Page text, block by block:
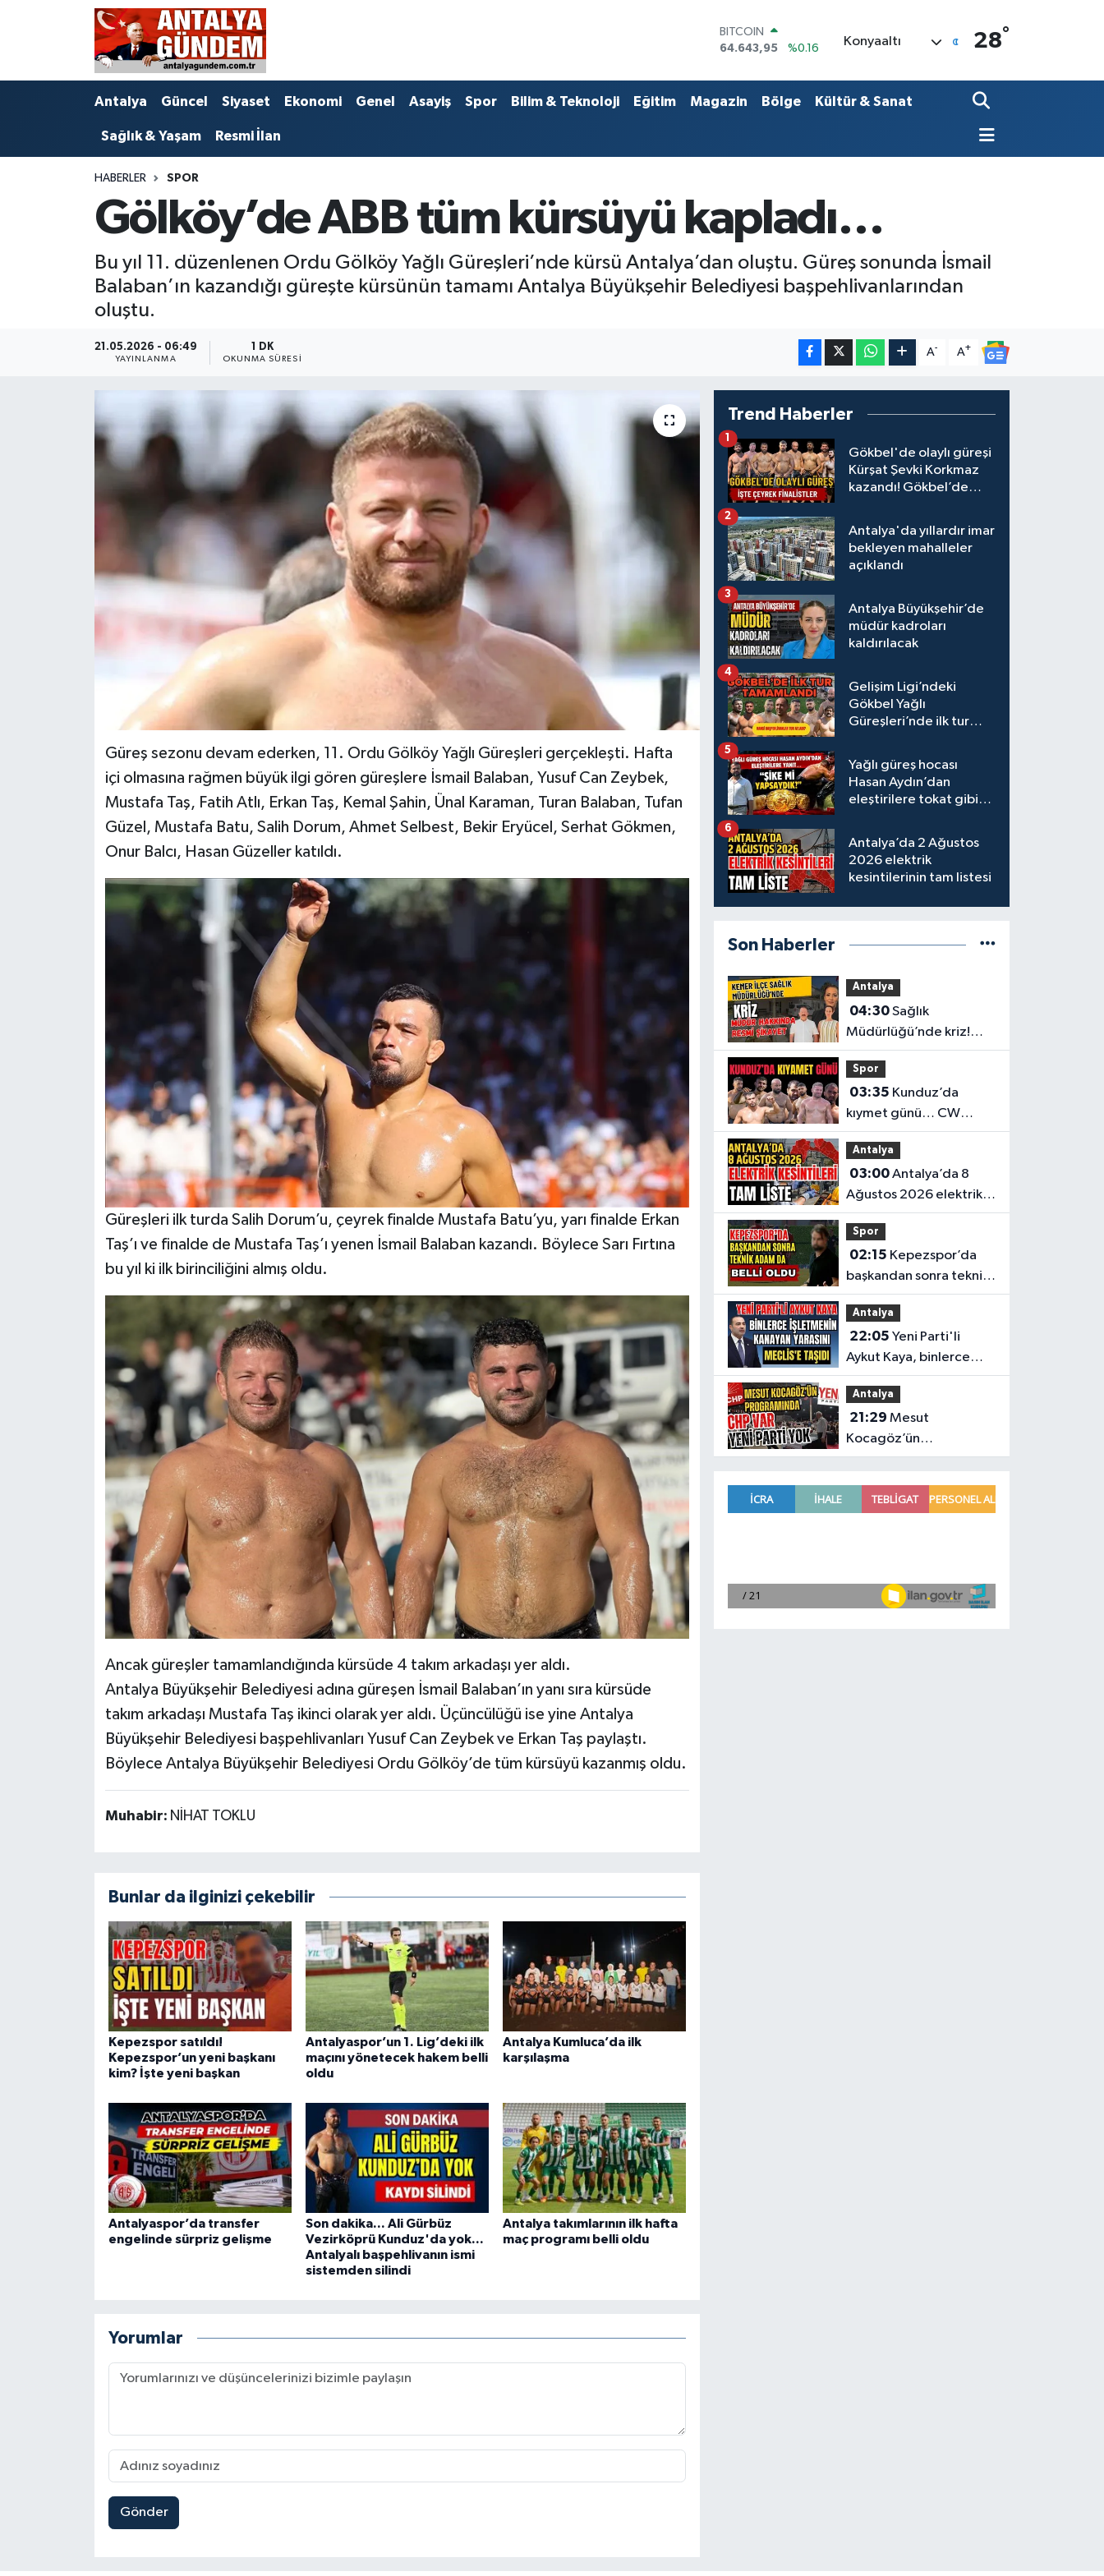
DOLAR
47,6704
%0
55,0406
%-0.08
STERLİN
64.643,95
%0.16
Konyaaltı 28°
Antalya Güncel Siyaset Ekonomi Genel Asayiş Spor Bilim & Teknoloji Eğitim Magazin Bölge Kültür & Sanat
Sağlık & Yaşam Resmi İlan
HABERLER SPOR
Gölköy’de ABB tüm kürsüyü kapladı…
Bu yıl 11. düzenlenen Ordu Gölköy Yağlı Güreşleri’nde kürsü Antalya’dan oluştu. Güreş sonunda İsmail
Balaban’ın kazandığı güreşte kürsünün tamamı Antalya Büyükşehir Belediyesi başpehlivanlarından
oluştu.
21.05.2026 - 06:49
YAYINLANMA
1 DK
OKUNMA SÜRESI
A- A+
Güreş sezonu devam ederken, 11. Ordu Gölköy Yağlı Güreşleri gerçekleşti. Hafta
içi olmasına rağmen büyük ilgi gören güreşlere İsmail Balaban, Yusuf Can Zeybek,
Mustafa Taş, Fatih Atlı, Erkan Taş, Kemal Şahin, Ünal Karaman, Turan Balaban, Tufan
Güzel, Mustafa Batu, Salih Dorum, Ahmet Selbest, Bekir Eryücel, Serhat Gökmen,
Onur Balcı, Hasan Güzeller katıldı.
Güreşleri ilk turda Salih Dorum’u, çeyrek finalde Mustafa Batu’yu, yarı finalde Erkan
Taş’ı ve finalde de Mustafa Taş’ı yenen İsmail Balaban kazandı. Böylece Sarı Fırtına
bu yıl ki ilk birinciliğini almış oldu.
Ancak güreşler tamamlandığında kürsüde 4 takım arkadaşı yer aldı.
Antalya Büyükşehir Belediyesi adına güreşen İsmail Balaban’ın yanı sıra kürsüde
takım arkadaşı Mustafa Taş ikinci olarak yer aldı. Üçüncülüğü ise yine Antalya
Büyükşehir Belediyesi başpehlivanları Yusuf Can Zeybek ve Erkan Taş paylaştı.
Böylece Antalya Büyükşehir Belediyesi Ordu Gölköy’de tüm kürsüyü kazanmış oldu.
Muhabir: NİHAT TOKLU
Bunlar da ilginizi çekebilir
Kepezspor satıldı!
Kepezspor’un yeni başkanı
kim? İşte yeni başkan
Antalyaspor’un 1. Lig’deki ilk
maçını yönetecek hakem belli
oldu
Antalya Kumluca’da ilk
karşılaşma
Antalyaspor’da transfer
engelinde sürpriz gelişme
Son dakika... Ali Gürbüz
Vezirköprü Kunduz'da yok...
Antalyalı başpehlivanın ismi
sistemden silindi
Antalya takımlarının ilk hafta
maç programı belli oldu
Yorumlar
Gönder
Trend Haberler
Gökbel'de olaylı güreşi
Kürşat Şevki Korkmaz
kazandı! Gökbel’de
Gürbüz elendi!
1
Antalya'da yıllardır imar
bekleyen mahalleler
açıklandı
2
Antalya Büyükşehir’de
müdür kadroları
kaldırılacak
3
Gelişim Ligi’ndeki
Gökbel Yağlı
Güreşleri’nde ilk tur
4
Yağlı güreş hocası
Hasan Aydın’dan
eleştirilere tokat gibi
5
Antalya’da 2 Ağustos
2026 elektrik
kesintilerinin tam listesi
6
Son Haberler
Antalya
04:30Sağlık
Müdürlüğü’nde kriz!
Müdür hakkında resmi
şikayet
Spor
03:35
kıymet günü… CW
Enerji Yağlı Güreş
Ligi’nin 6. Etabı öncesi
nefesler tutuldu
Antalya
03:00Antalya’da 8
Ağustos 2026 elektrik
kesintilerinin tam listesi
Spor
02:15
başkandan sonra teknik
adam da belli oldu
Antalya
22:05
Aykut Kaya, binlerce
işletmenin kanayan
yarasını Meclis'e taşıdı
Antalya
21:29
Kocagöz’ün
programında CHP var
Antalya
Bilim & Teknoloji
Ekonomi
Görüntülü Haber
Kültür & Sanat
Antalya Nöbetçi Eczaneler
Antalya Hava Durumu
Antalya Namaz Vakitleri
Süper Lig Puan Durumu ve Fikstür
Tüm Manşetler
Son Dakika Haberleri
Haber Arşivi